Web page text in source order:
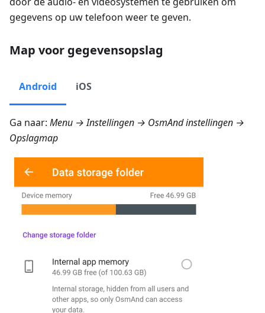
gegevens op uw telefoon weer te geven.
Map voor gegevensopslag
Android iOS
Ga naar: Menu → Instellingen → OsmAnd instellingen →
Opslagmap